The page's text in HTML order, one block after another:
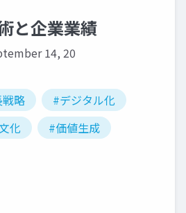
と企業業績
14, 20
略
#デジタル化
化
#価値生成